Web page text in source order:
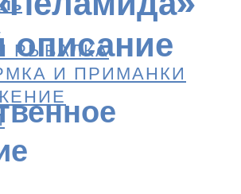
РЫБАЛКА
И ПРИМАНКИ
описание